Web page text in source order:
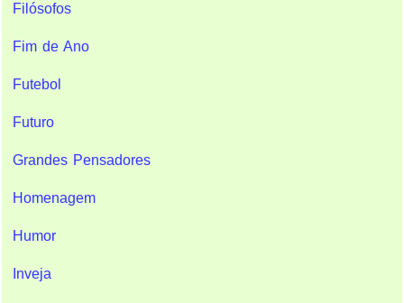
Filósofos
Fim de Ano
Futebol
Futuro
Grandes Pensadores
Homenagem
Humor
Inveja